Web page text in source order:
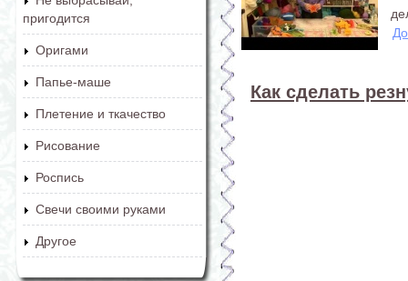
пригодится
Оригами
Папье-маше
Плетение и ткачество
Рисование
Роспись
Свечи своими руками
Другое
Как сделать